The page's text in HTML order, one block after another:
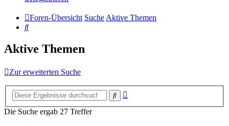
Foren-Übersicht Suche Aktive Themen
Suche
Aktive Themen
Zur erweiterten Suche
Suche
Die Suche ergab 27 Treffer